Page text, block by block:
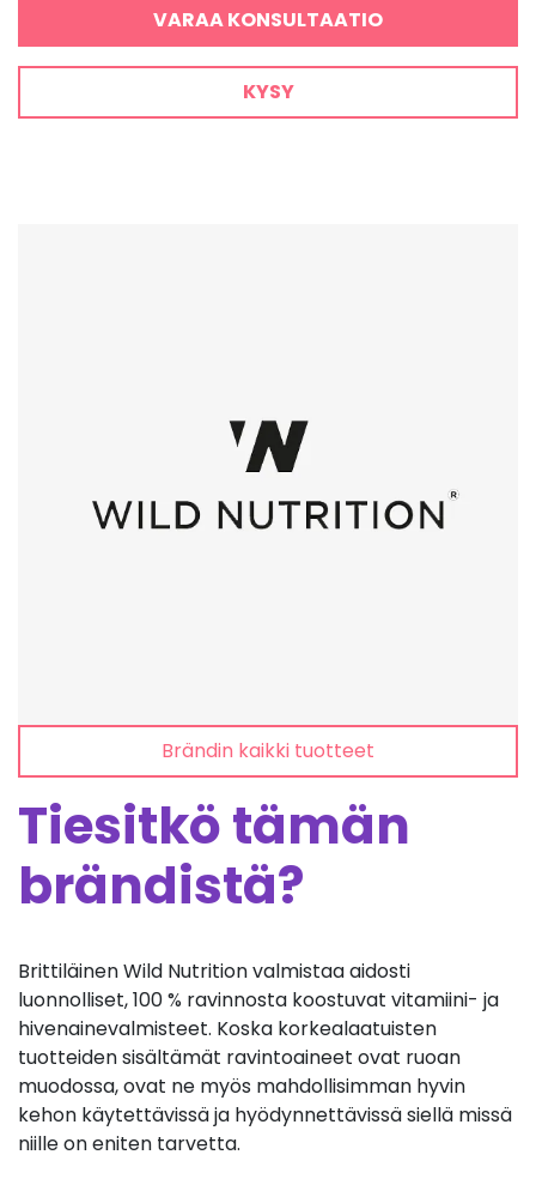
VARAA KONSULTAATIO
KYSY
Brändin kaikki tuotteet
Tiesitkö tämän
brändistä?
Brittiläinen Wild Nutrition valmistaa aidosti
luonnolliset, 100 % ravinnosta koostuvat vitamiini- ja
hivenainevalmisteet. Koska korkealaatuisten
tuotteiden sisältämät ravintoaineet ovat ruoan
muodossa, ovat ne myös mahdollisimman hyvin
kehon käytettävissä ja hyödynnettävissä siellä missä
niille on eniten tarvetta.